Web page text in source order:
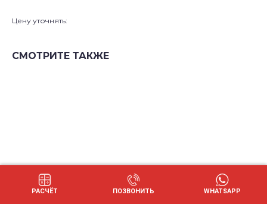
Цену уточнять:
СМОТРИТЕ ТАКЖЕ
РАСЧЁТ ПОЗВОНИТЬ WHATSAPP